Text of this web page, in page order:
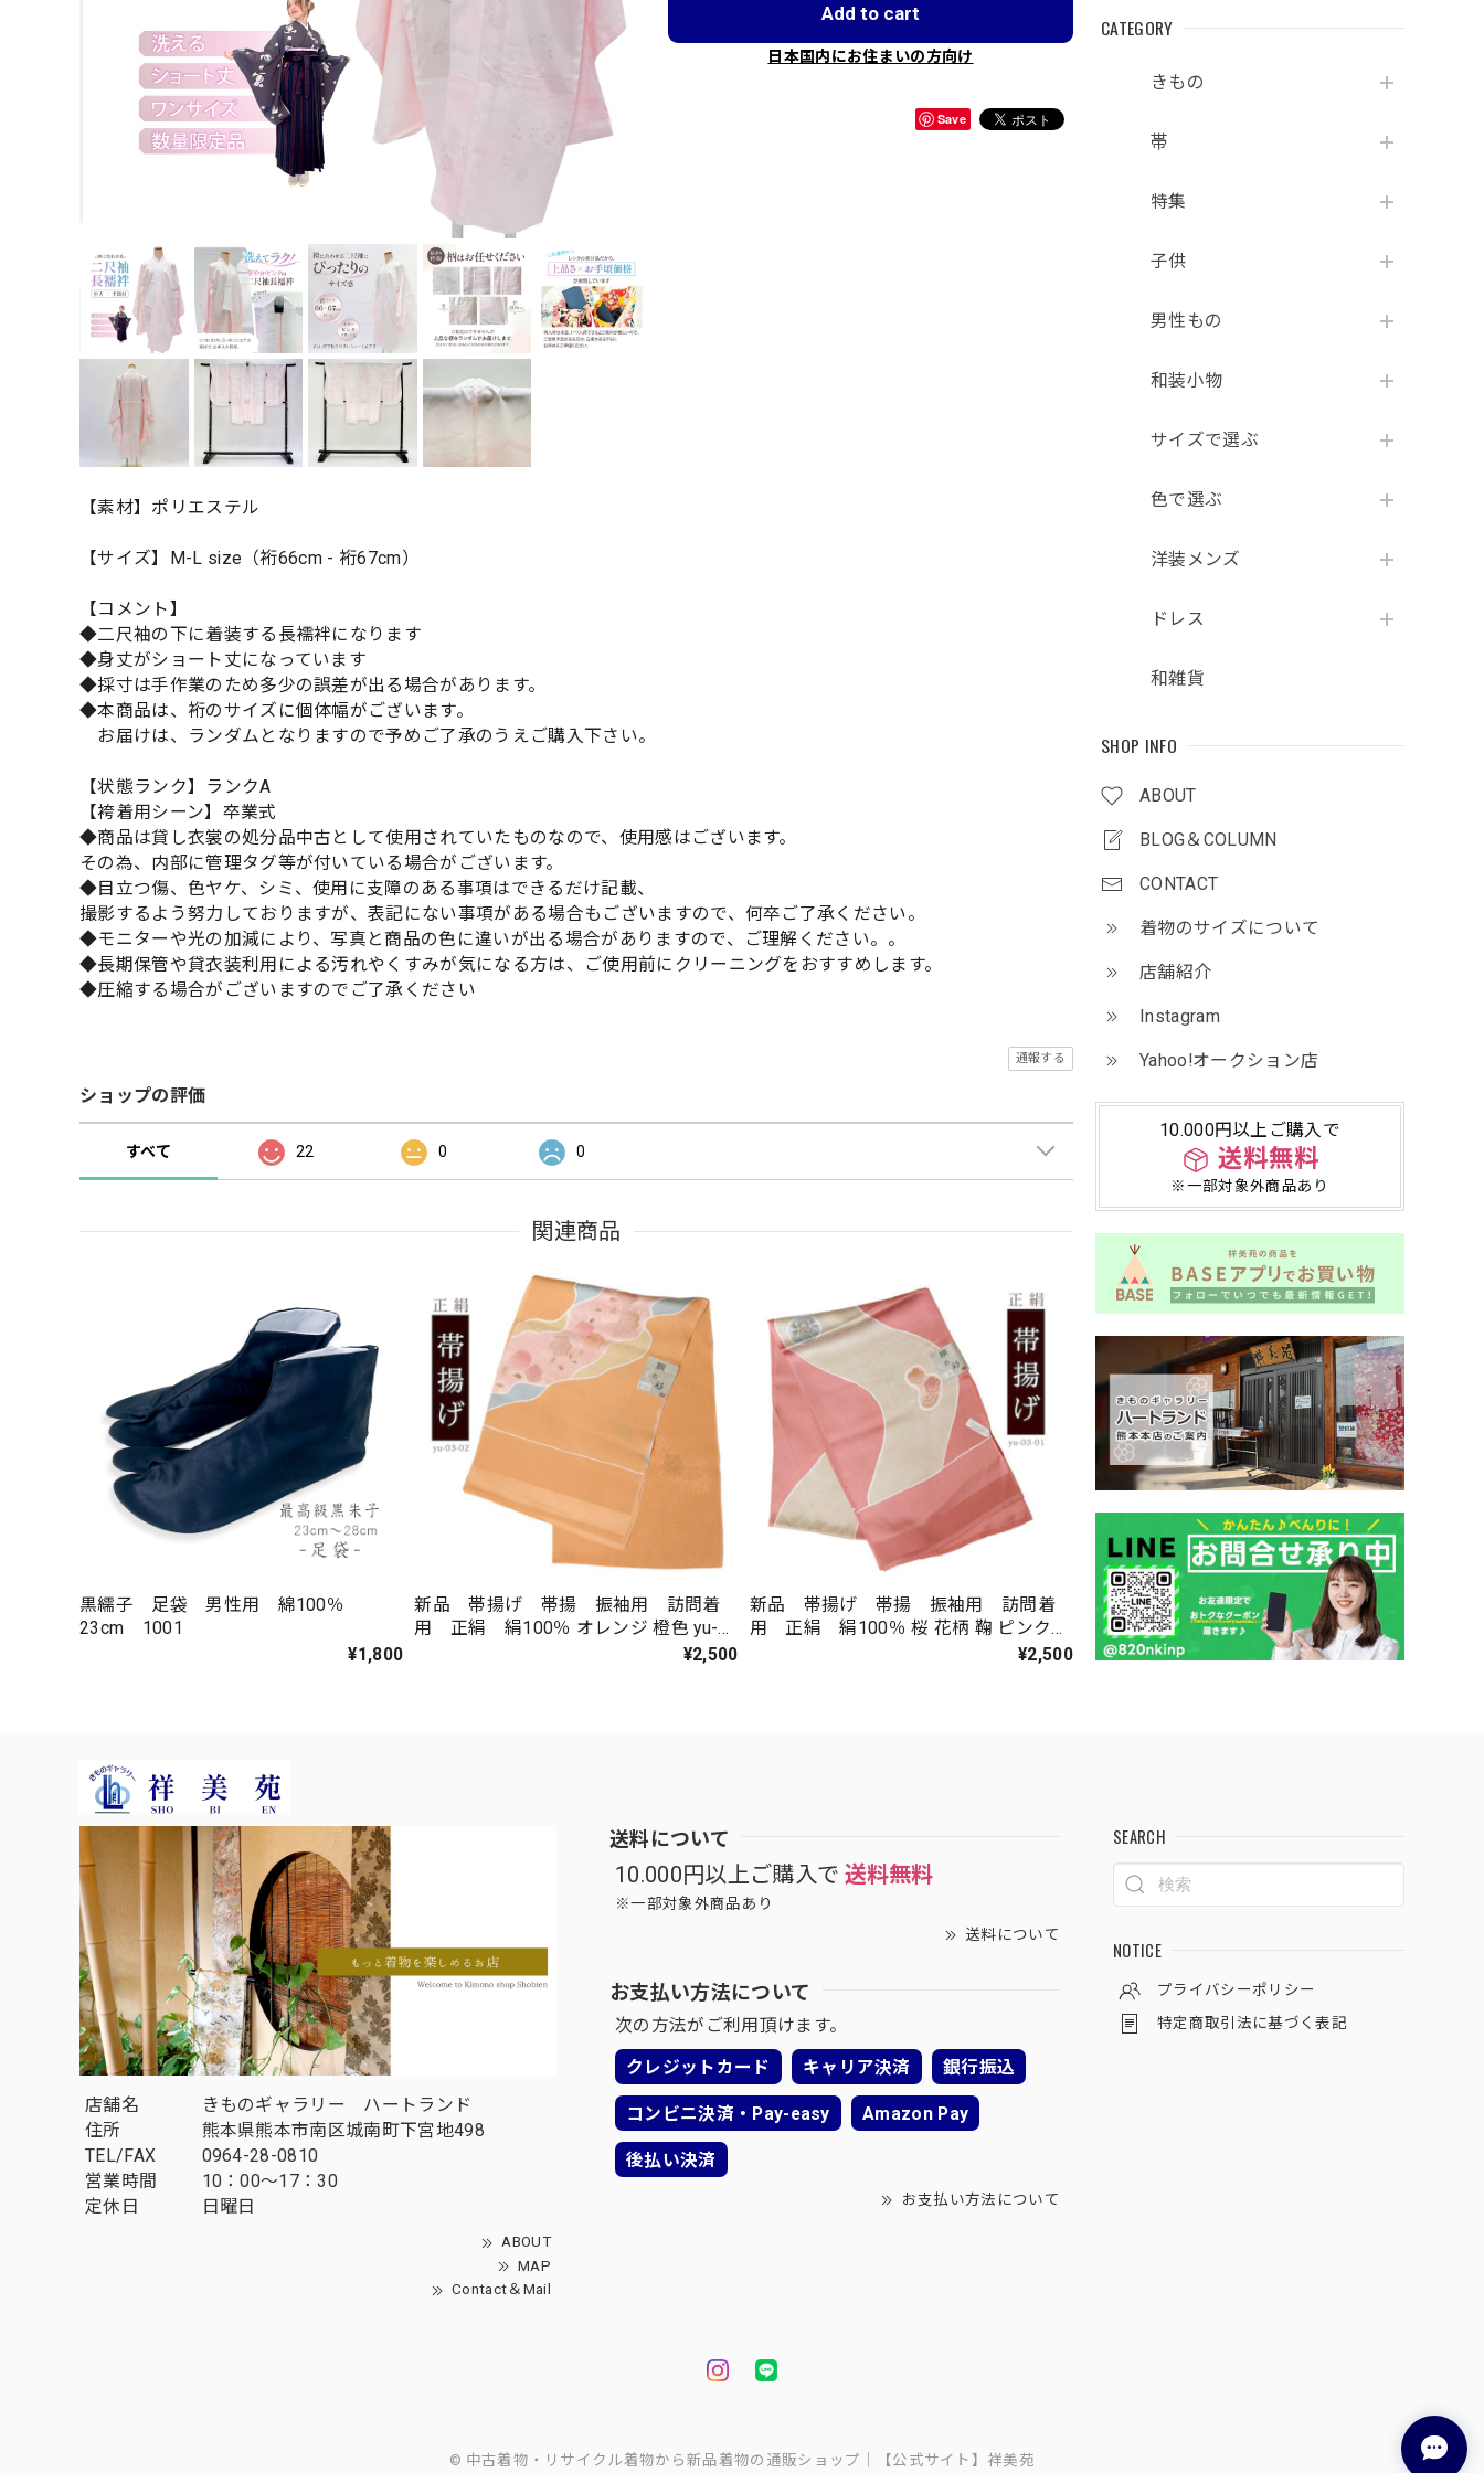
CATEGORY
きもの
帯
特集
子供
男性もの
和装小物
サイズで選ぶ
色で選ぶ
洋装メンズ
ドレス
和雑貨
SHOP INFO
ABOUT
BLOG＆COLUMN
CONTACT
着物のサイズについて
店舗紹介
Instagram
Yahoo!オークション店
10.000円以上ご購入で
送料無料
※一部対象外商品あり
Add to cart
日本国内にお住まいの方向け
Save
【素材】ポリエステル
【サイズ】M-L size（裄66cm - 裄67cm）
【コメント】
◆二尺袖の下に着装する長襦袢になります
◆身丈がショート丈になっています
◆採寸は手作業のため多少の誤差が出る場合があります。
◆本商品は、裄のサイズに個体幅がございます。
お届けは、ランダムとなりますので予めご了承のうえご購入下さい。
【状態ランク】ランクA
【袴着用シーン】卒業式
◆商品は貸し衣裳の処分品中古として使用されていたものなので、使用感はございます。
その為、内部に管理タグ等が付いている場合がございます。
◆目立つ傷、色ヤケ、シミ、使用に支障のある事項はできるだけ記載、
撮影するよう努力しておりますが、表記にない事項がある場合もございますので、何卒ご了承ください。
◆モニターや光の加減により、写真と商品の色に違いが出る場合がありますので、ご理解ください。。
◆長期保管や貸衣装利用による汚れやくすみが気になる方は、ご使用前にクリーニングをおすすめします。
◆圧縮する場合がございますのでご了承ください
通報する
ショップの評価
すべて 22 0 0
関連商品
黒繻子 足袋 男性用 綿100％
23cm 1001
¥1,800
新品 帯揚げ 帯揚 振袖用 訪問着
用 正絹 絹100％ オレンジ 橙色 yu-
¥2,500
新品 帯揚げ 帯揚 振袖用 訪問着
用 正絹 絹100％ 桜 花柄 鞠 ピンク
¥2,500
店舗名
きものギャラリー ハートランド
住所
熊本県熊本市南区城南町下宮地498
TEL/FAX
0964-28-0810
営業時間
10：00～17：30
定休日
日曜日
ABOUT
MAP
Contact＆Mail
送料について
10.000円以上ご購入で 送料無料
※一部対象外商品あり
送料について
お支払い方法について
次の方法がご利用頂けます。
クレジットカード
キャリア決済 銀行振込
コンビニ決済・Pay-easy Amazon Pay
後払い決済
お支払い方法について
SEARCH
NOTICE
プライバシーポリシー
特定商取引法に基づく表記
© 中古着物・リサイクル着物から新品着物の通販ショップ｜【公式サイト】祥美苑